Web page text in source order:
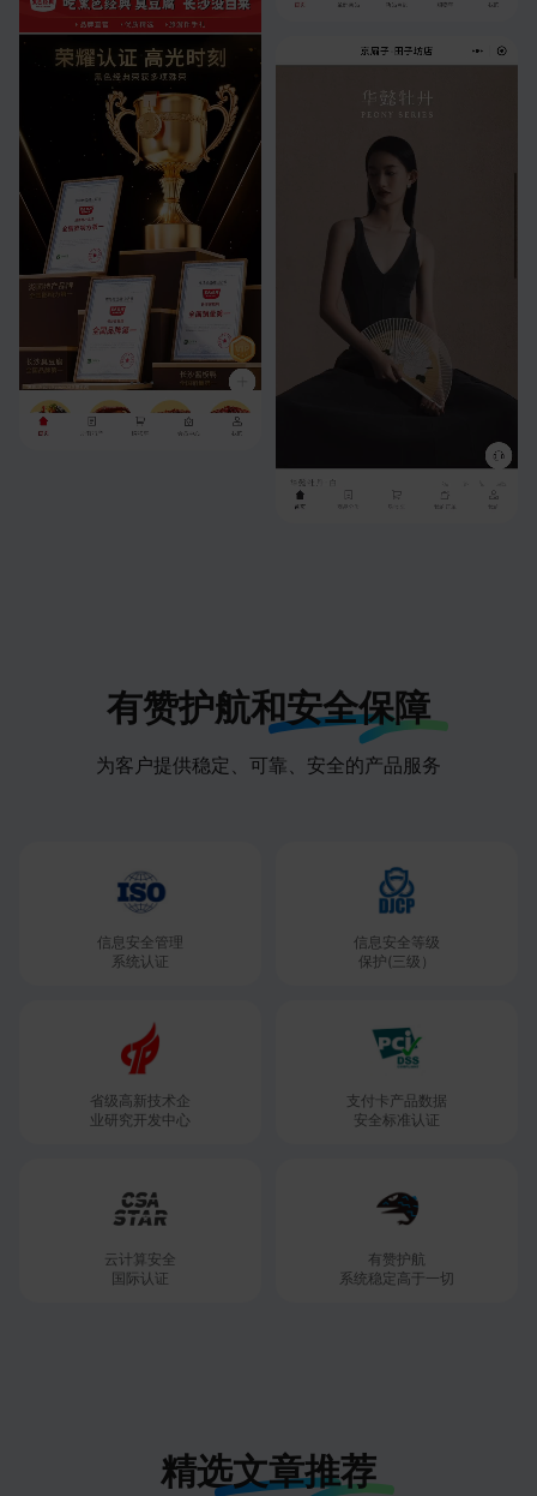
有赞护航和安全保障
为客户提供稳定、可靠、安全的产品服务
信息安全管理
系统认证
信息安全等级
保护(三级）
省级高新技术企
业研究开发中心
支付卡产品数据
安全标准认证
云计算安全
国际认证
有赞护航
系统稳定高于一切
精选文章推荐